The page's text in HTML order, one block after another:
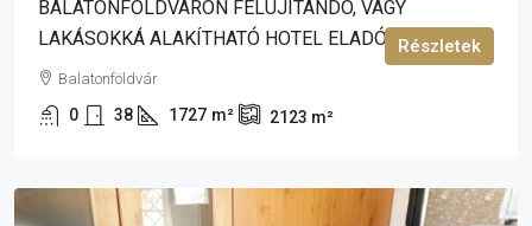
BALATONFÖLDVÁRON FELÚJÍTANDÓ, VAGY
LAKÁSOKKÁ ALAKÍTHATÓ HOTEL ELADÓ!
Balatonföldvár
0 38 1727 m² 2123 m²
Részletek